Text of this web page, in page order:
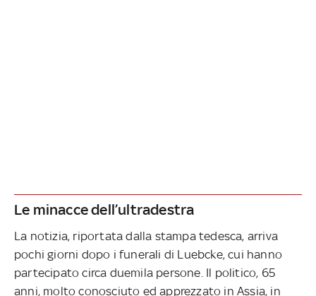
Le minacce dell’ultradestra
La notizia, riportata dalla stampa tedesca, arriva
pochi giorni dopo i funerali di Luebcke, cui hanno
partecipato circa duemila persone. Il politico, 65
anni, molto conosciuto ed apprezzato in Assia, in